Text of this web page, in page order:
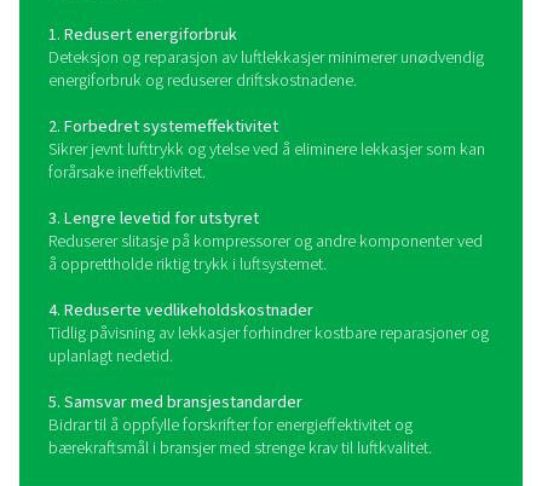
med overvåkingssystemer for kontinuerlig
forebyggende vedlikehold. Ved å raskt lokalisere og
lekkasjer, gjør disse verktøyene det mulig for
iverksette umiddelbare korrigerende tiltak, redusere
optimalisere bruken av trykkluft.